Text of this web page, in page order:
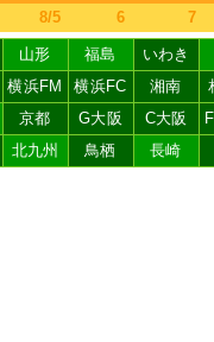
8/5 6 7
山形 福島
いわき
横浜FM 横浜FC 湘南
京都 G大阪 C大阪
北九州 鳥栖 長崎